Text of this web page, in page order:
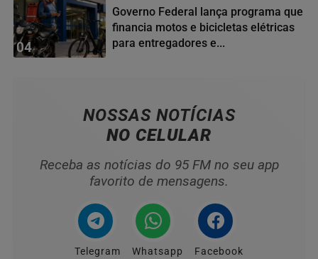
04
Governo Federal lança programa que
financia motos e bicicletas elétricas
para entregadores e...
NOSSAS NOTÍCIAS
NO CELULAR
Receba as notícias do 95 FM no seu app
favorito de mensagens.
Telegram Whatsapp Facebook